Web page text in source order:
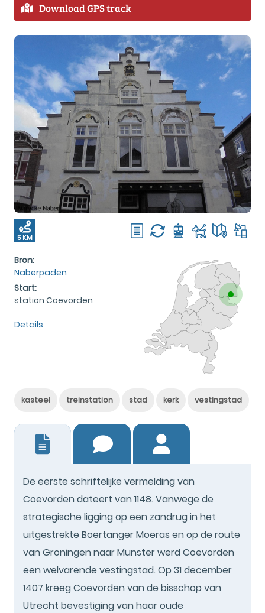
Download GPS track
5 KM
Bron:
Naberpaden
Start:
station Coevorden
Details
kasteel treinstation stad kerk vestingstad
De eerste schriftelijke vermelding van
Coevorden dateert van 1148. Vanwege de
strategische ligging op een zandrug in het
uitgestrekte Boertanger Moeras en op de route
van Groningen naar Munster werd Coevorden
een welvarende vestingstad. Op 31 december
1407 kreeg Coevorden van de bisschop van
Utrecht bevestiging van haar oude